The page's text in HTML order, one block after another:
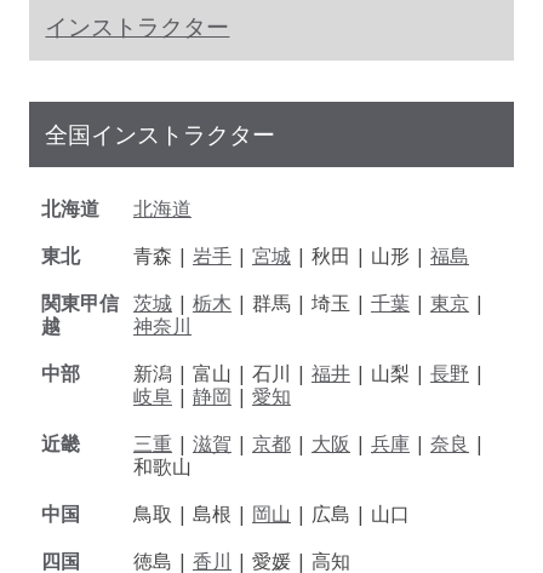
インストラクター
全国インストラクター
北海道
北海道
東北
青森 | 岩手 | 宮城 | 秋田 | 山形 | 福島
関東甲信
越
茨城 | 栃木 | 群馬 | 埼玉 | 千葉 | 東京 |
神奈川
中部
新潟 | 富山 | 石川 | 福井 | 山梨 | 長野 |
岐阜 | 静岡 | 愛知
近畿
三重 | 滋賀 | 京都 | 大阪 | 兵庫 | 奈良 |
和歌山
中国
鳥取 | 島根 | 岡山 | 広島 | 山口
四国
徳島 | 香川 | 愛媛 | 高知